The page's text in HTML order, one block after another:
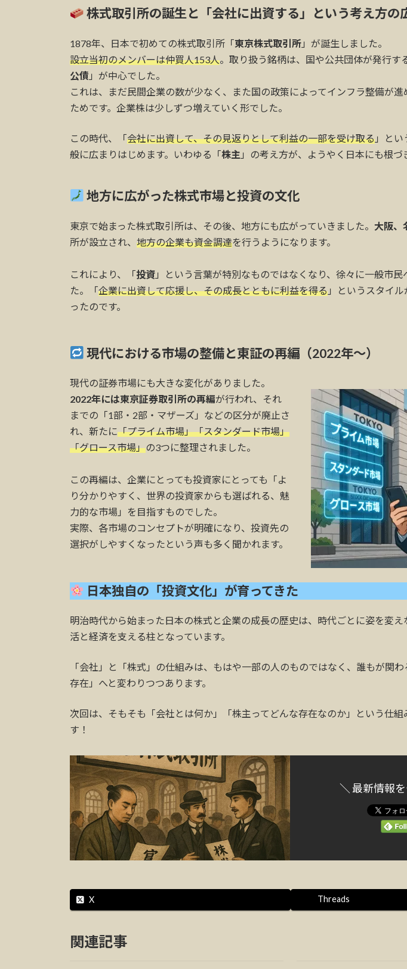
株式取引所の誕生と「会社に出資する」という考え方の
1878年、日本で初めての株式取引所「東京株式取引所 」が誕生しました。
設立当初のメンバーは仲買人153人。取り扱う銘柄は、国や公共団体が発行す
公債 」が中心でした。
これは、まだ民間企業の数が少なく、また国の政策によってインフラ整備が
ためです。企業株は少しずつ増えていく形でした。
この時代、「会社に出資して、その見返りとして利益の一部を受け取る 」と
般に広まりはじめます。いわゆる「株主 」の考え方が、ようやく日本にも根づ
地方に広がった株式市場と投資の文化
東京で始まった株式取引所は、その後、地方にも広がっていきました。 大阪、
所が設立され、 地方の企業も資金調達を行うようになります。
これにより、「投資 」という言葉が特別なものではなくなり、徐々に一般市民
た。「企業に出資して応援し、その成長とともに利益を得る 」というスタイ
ったのです。
現代における市場の整備と東証の再編（2022年〜）
現代の証券市場にも大きな変化がありました。
2022年には東京証券取引所の再編が行われ、それ
までの「1部・2部・マザーズ」などの区分が廃止さ
れ、新たに「プライム市場」「スタンダード市場」
「グロース市場」の3つに整理されました。
この再編は、企業にとっても投資家にとっても「よ
り分かりやすく、世界の投資家からも選ばれる、魅
力的な市場」を目指すものでした。
実際、各市場のコンセプトが明確になり、投資先の
選択がしやすくなったという声も多く聞かれます。
日本独自の「投資文化」が育ってきた
明治時代から始まった日本の株式と企業の成長の歴史は、時代ごとに姿を変
活と経済を支える柱となっています。
「会社」と「株式」の仕組みは、もはや一部の人のものではなく、誰もが関
存在」へと変わりつつあります。
次回は、そもそも「会社とは何か」「株主ってどんな存在なのか」という仕組
す！
＼ 最新情報
X Threads
関連記事